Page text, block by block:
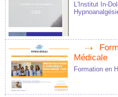
L'Institut In-
Médicale
Formation en